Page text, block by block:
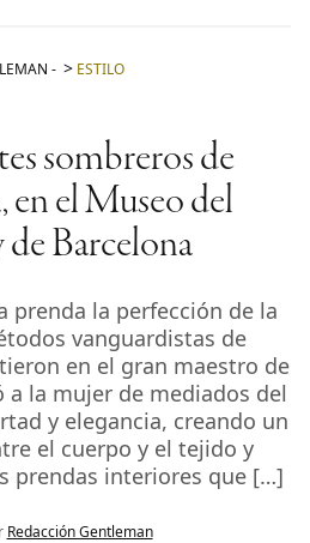
- ESTILO
sombreros de
en el Museo del
de Barcelona
prenda la perfección de la
vanguardistas de
en el gran maestro de
la mujer de mediados del
y elegancia, creando un
el cuerpo y el tejido y
prendas interiores que […]
Redacción Gentleman